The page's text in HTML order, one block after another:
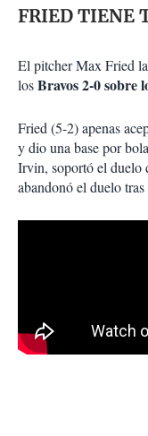
FRIED TIENE
El pitcher Max Fried
losBravos 2-0 sobre
Fried (5-2) apenas
y dio una base por
Irvin, soportó el duelo
abandonó el duelo